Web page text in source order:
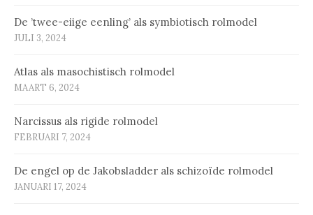
De ’twee-eiige eenling’ als symbiotisch rolmodel
JULI 3, 2024
Atlas als masochistisch rolmodel
MAART 6, 2024
Narcissus als rigide rolmodel
FEBRUARI 7, 2024
De engel op de Jakobsladder als schizoïde rolmodel
JANUARI 17, 2024